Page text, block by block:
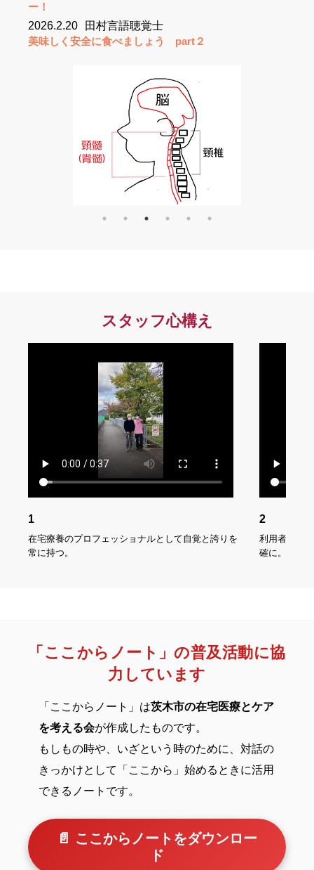
今日は久しぶりの雨！気を付けて訪問に伺います😖
さて事務所に突如くじ引きBOX??が設置されました👀
を使って毎日コツコツ作ってらっしゃるそう✨
このくじが何かはお楽しみです、、、❤
本日もよろしくお願いいたします🙇
pic.twitter.com/lKIQhfi375
— 訪問看護ステーションはーと＆はあと
(@houkanHandH)August 7, 2025
管理者が”昇降機体験”をさせていただいたようです！
「乗っている側は全然怖くなかった！」と👀
デイに行きたいけど、自宅の階段昇降が難しいという
(@houkanHandH) July 30, 2025
【茨木の在宅医療とケアを支える会】
第9回『みんなで作るACP手帳』
聴く側も聞かれる側も、゛みんなに優しい゛手帳を作
成中🗒️ 試作品を参加者さんに実際に使ってもらい、そ
の意見をみんなでシェア✨
次回は『ここからノートを使っての連携方法』楽しみ
にしていてください✨
#地域連携
#ACP
pic.twitter.com/Cs1Vytfab1
— 訪問看護ステーションはーと＆はあと
おはようございます☀
金曜日！今週はいつも以上に早く感じます👀
昨日Instagramのフォロワー様が早くも700名を突破し
います☺
本日もよろしくお願いいたします💪
— 訪問看護ステーションはーと＆はあと
(@houkanHandH)July 24, 2025
おはようございます☀
なんと8月から看護師さんが1人、入職してくださるこ
またまた新しい仲間が増えることが本当に嬉しいです
共に訪問に回ってもらえたらと思います🏍
本日もよろしくお願いいたします💪
pic.twitter.com/VaarIKeF2V
ー！
2026.2.20
田村言語聴覚士
美味しく安全に食べましょう part２
スタッフ心構え
1
在宅療養のプロフェッショナルとして自覚と誇りを
常に持つ。
2
利用者に寄
確に。
「ここからノート」の普及活動に協
力しています
「ここからノート」は茨木市の在宅医療とケア
を考える会が作成したものです。
もしもの時や、いざという時のために、対話の
きっかけとして「ここから」始めるときに活用
できるノートです。
📄 ここからノートをダウンロー
ド